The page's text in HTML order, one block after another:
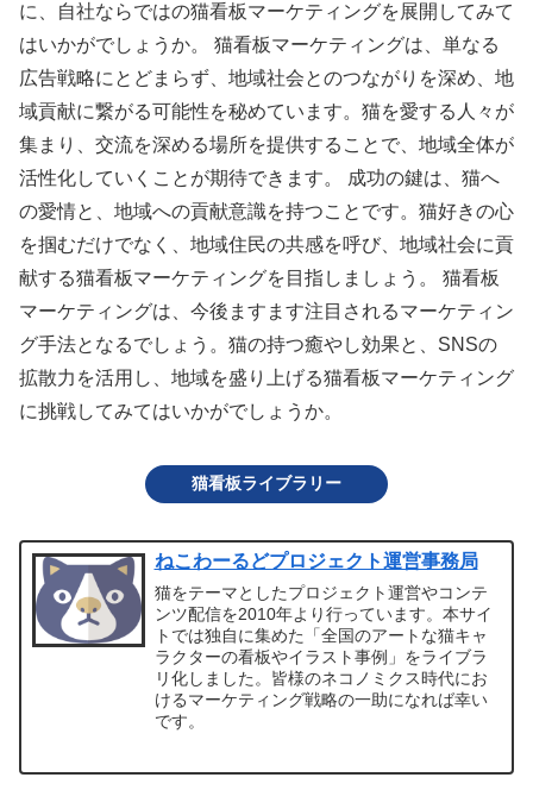
に、自社ならではの猫看板マーケティングを展開してみて
はいかがでしょうか。 猫看板マーケティングは、単なる
広告戦略にとどまらず、地域社会とのつながりを深め、地
域貢献に繋がる可能性を秘めています。猫を愛する人々が
集まり、交流を深める場所を提供することで、地域全体が
活性化していくことが期待できます。 成功の鍵は、猫へ
の愛情と、地域への貢献意識を持つことです。猫好きの心
を掴むだけでなく、地域住民の共感を呼び、地域社会に貢
献する猫看板マーケティングを目指しましょう。 猫看板
マーケティングは、今後ますます注目されるマーケティン
グ手法となるでしょう。猫の持つ癒やし効果と、SNSの
拡散力を活用し、地域を盛り上げる猫看板マーケティング
に挑戦してみてはいかがでしょうか。
猫看板ライブラリー
ねこわーるどプロジェクト運営事務局
猫をテーマとしたプロジェクト運営やコンテ
ンツ配信を2010年より行っています。本サイ
トでは独自に集めた「全国のアートな猫キャ
ラクターの看板やイラスト事例」をライブラ
リ化しました。皆様のネコノミクス時代にお
けるマーケティング戦略の一助になれば幸い
です。